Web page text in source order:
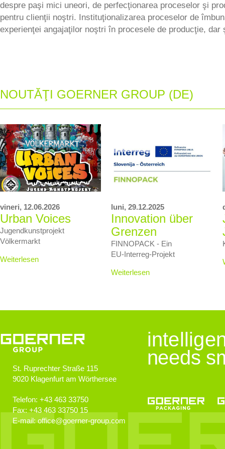
despre paşi mici uneori, de perfecţionarea proceselor şi
pentru clienţii noştri. Instituţionalizarea proceselor de
experienţei angajaţilor noştri în procesele de producţie, dar
NOUTĂŢI GOERNER GROUP (DE)
vineri, 12.06.2026
Urban Voices
Jugendkunstprojekt
Völkermarkt
Weiterlesen
luni, 29.12.2025
Innovation über
Grenzen
FINNOPACK - Ein
EU‑Interreg‑Projekt
Weiterlesen
St. Ruprechter Straße 115
9020 Klagenfurt am Wörthersee
Telefon: +43 463 33750
Fax: +43 463 33750 15
E-mail: office@goerner-group.com
needs